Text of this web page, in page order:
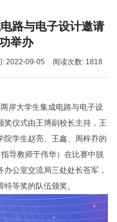
路与电子设计邀请
举办
: 2022-09-05 阅读次数: 1818
岸大学生集成电路与电子设
奖仪式由王博副校长主持，王
院学生赵亮、王鑫、周梓乔的
导教师于伟华）在比赛中脱
公室交流局三处处长苍军，
等奖的队伍颁奖。